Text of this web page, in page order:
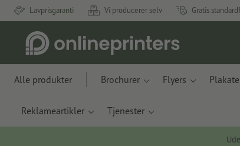
Lavprisgaranti Vi producerer selv Gratis
Alle produkter Brochurer Flyers
Reklameartikler Tjenester